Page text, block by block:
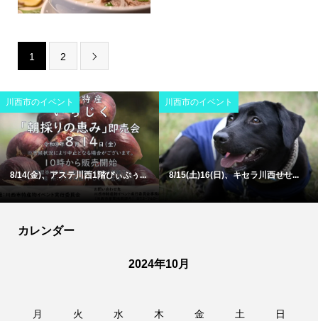
1 2 
川西市のイベント
8/14(金)、アステ川西1階ぴぃぷぅ...
川西市のイベント
8/15(土)16(日)、キセラ川西せせ...
カレンダー
2024年10月
月 火 水 木 金 土 日